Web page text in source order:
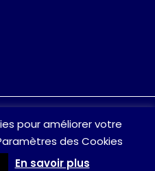
n’hésitez pas à
pour améliorer votre
des Cookies
En savoir plus